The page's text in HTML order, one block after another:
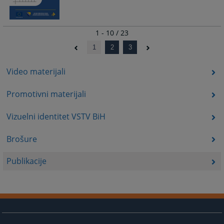
Video materijali
Promotivni materijali
Vizuelni identitet VSTV BiH
Brošure
Publikacije
1 - 10 / 23
1 2 3